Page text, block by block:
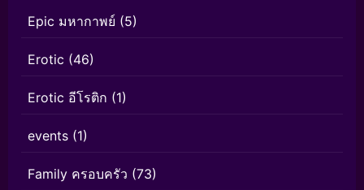
Epic มหากาพย์ (5)
Erotic (46)
Erotic อีโรติก (1)
events (1)
Family ครอบครัว (73)